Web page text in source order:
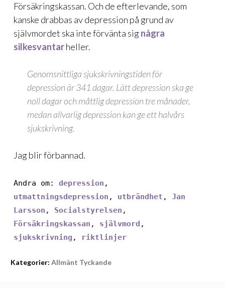
Försäkringskassan. Och de efterlevande, som
kanske drabbas av depression på grund av
självmordet ska inte förvänta signågra
silkesvantarheller.
Genomsnittliga sjukskrivningstiden för
depression är 341 dagar. Lätt depression ska ge
noll dagar och måttlig depression tre månader,
medan allvarlig depression kan ge ett halvårs
sjukskrivning.
Jag blir förbannad.
Andra om: depression ,
utmattningsdepression , utbrändhet , Jan
Larsson , Socialstyrelsen ,
Försäkringskassan , självmord ,
sjukskrivning , riktlinjer
Kategorier: Allmänt Tyckande